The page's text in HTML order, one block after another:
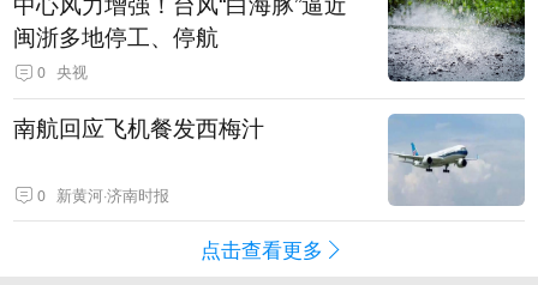
闽浙多地停工、停航
0 央视
南航回应飞机餐发西梅汁
0 新黄河·济南时报
点击查看更多